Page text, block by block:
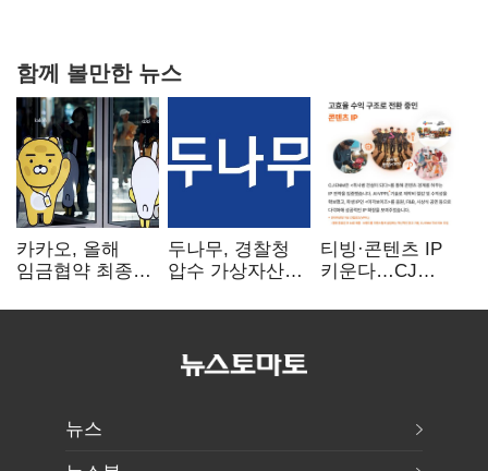
함께 볼만한 뉴스
카카오, 올해
임금협약 최종
인상·격려금
두나무, 경찰청
압수 가상자산
커스터디 사업
티빙·콘텐츠 IP
키운다…CJ
글로벌 확장 가속
뉴스